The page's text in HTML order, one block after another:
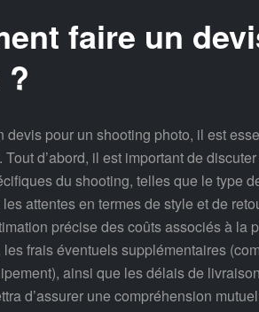
faire un
devis pour un shooting photo, il est
d’abord, il est important de
du shooting, telles que le type
attentes en termes de style et de
précise des coûts associés à la
frais éventuels supplémentaires
ainsi que les délais de
d’assurer une compréhension